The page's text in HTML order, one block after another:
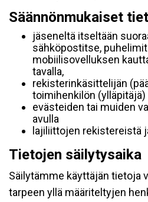
Säännönmukaiset
jäseneltä itseltään
sähköpostitse,
mobiilisovelluksen
tavalla,
rekisterinkäsittelijän
toimihenkilön
evästeiden tai muiden
avulla
lajiliittojen rekistereistä
Tietojen säilytysaika
Säilytämme käyttäjän tietoja
tarpeen yllä määriteltyjen